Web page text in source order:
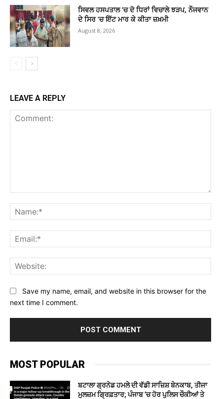
ਸਿਵਲ ਹਸਪਤਾਲ ’ਚ ਦੋ ਧਿਰਾਂ ਵਿਚਾਲੇ ਝੜਪ, ਨੌਜਵਾਨ
ਦੇ ਸਿਰ ’ਚ ਇੱਟ ਮਾਰ ਕੇ ਕੀਤਾ ਜ਼ਖ਼ਮੀ
August 8, 2026
LEAVE A REPLY
Save my name, email, and website in this browser for the
next time I comment.
MOST POPULAR
ਬਟਾਲਾ ਗ੍ਰਨੇਡ ਹਮਲੇ ਦੀ ਵੱਡੀ ਸਾਜ਼ਿਸ਼ ਬੇਨਕਾਬ, ਤੀਜਾ
ਮੁਲਜ਼ਮ ਗ੍ਰਿਫ਼ਤਾਰ; ਪੰਜਾਬ ’ਚ ਹੋਰ ਪੁਲਿਸ ਚੌਕੀਆਂ ਤੇ